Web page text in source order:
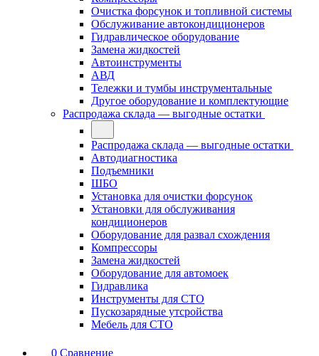
Очистка форсунок и топливной системы
Обслуживание автокондиционеров
Гидравлическое оборудование
Замена жидкостей
Автоинструменты
АВД
Тележки и тумбы инструментальные
Другое оборудование и комплектующие
Распродажа склада — выгодные остатки
Распродажа склада — выгодные остатки
Автодиагностика
Подъемники
ШБО
Установка для очистки форсунок
Установки для обслуживания
кондиционеров
Оборудование для развал схождения
Компрессоры
Замена жидкостей
Оборудование для автомоек
Гидравлика
Инструменты для СТО
Пускозарядные утсройства
Мебель для СТО
0 Сравнение